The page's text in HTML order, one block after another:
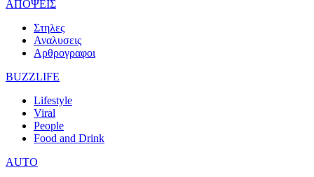
ΑΠΟΨΕΙΣ
Στηλες
Αναλυσεις
Αρθρογραφοι
BUZZLIFE
Lifestyle
Viral
People
Food and Drink
AUTO